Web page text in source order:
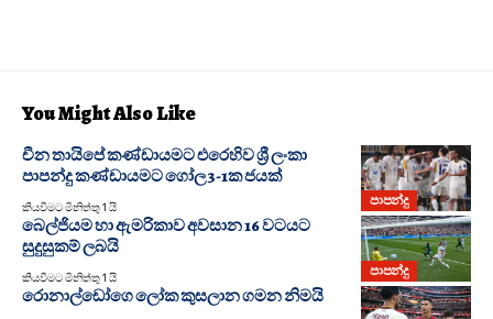
You Might Also Like
පාපන්දු
චීන තායිපේ කණ්ඩායමට එරෙහිව ශ්‍රී ලංකා
පාපන්දු කණ්ඩායමට ගෝල 3-1ක ජයක්
කියවීමට මිනිත්තු 1 යි
පාපන්දු
බෙල්ජියම හා ඇමරිකාව අවසාන 16 වටයට
සුදුසුකම් ලබයි
කියවීමට මිනිත්තු 1 යි
රොනාල්ඩෝගෙ ලෝක කුසලාන ගමන නිමයි